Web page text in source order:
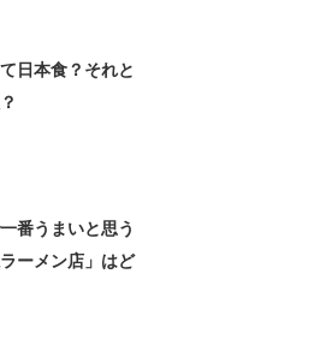
日本食？それと
番うまいと思う
ラーメン店」はど